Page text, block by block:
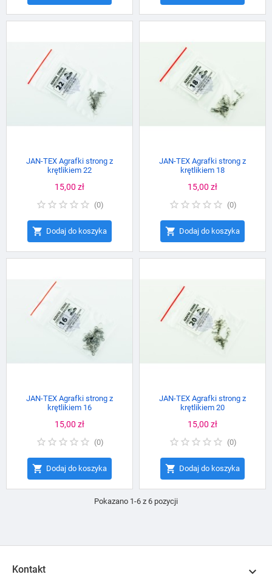
JAN-TEX Agrafki strong z
krętlikiem 22
Cena
15,00 zł
(0)
 Dodaj do koszyka
JAN-TEX Agrafki strong z
krętlikiem 18
Cena
15,00 zł
(0)
 Dodaj do koszyka
JAN-TEX Agrafki strong z
krętlikiem 16
Cena
15,00 zł
(0)
 Dodaj do koszyka
JAN-TEX Agrafki strong z
krętlikiem 20
Cena
15,00 zł
(0)
 Dodaj do koszyka
Pokazano 1-6 z 6 pozycji
Kontakt 